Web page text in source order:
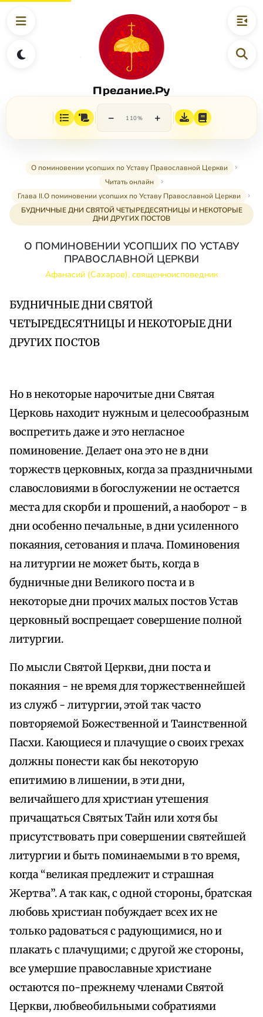
Предание.Ру
− 110% +
О поминовении усопших по Уставу Православной Церкви
Читать онлайн
Глава II.О поминовении усопших по Уставу Православной Церкви
БУДНИЧНЫЕ ДНИ СВЯТОЙ ЧЕТЫРЕДЕСЯТНИЦЫ И НЕКОТОРЫЕ
ДНИ ДРУГИХ ПОСТОВ
О ПОМИНОВЕНИИ УСОПШИХ ПО УСТАВУ
ПРАВОСЛАВНОЙ ЦЕРКВИ
Афанасий (Сахаров), священноисповедник
БУДНИЧНЫЕ ДНИ СВЯТОЙ
ЧЕТЫРЕДЕСЯТНИЦЫ И НЕКОТОРЫЕ ДНИ
ДРУГИХ ПОСТОВ
Но в некоторые нарочитые дни Святая
Церковь находит нужным и целесообразным
воспретить даже и это негласное
поминовение. Делает она это не в дни
торжеств церковных, когда за праздничными
славословиями в богослужении не остается
места для скорби и прошений, а наоборот - в
дни особенно печальные, в дни усиленного
покаяния, сетования и плача. Поминовения
на литургии не может быть, когда в
будничные дни Великого поста и в
некоторые дни прочих малых постов Устав
церковный воспрещает совершение полной
литургии.
По мысли Святой Церкви, дни поста и
покаяния - не время для торжественнейшей
из служб - литургии, этой так часто
повторяемой Божественной и Таинственной
Пасхи. Кающиеся и плачущие о своих грехах
должны понести как бы некоторую
епитимию в лишении, в эти дни,
величайшего для христиан утешения
причащаться Святых Тайн или хотя бы
присутствовать при совершении святейшей
литургии и быть поминаемыми в то время,
когда “великая предлежит и страшная
Жертва”. А так как, с одной стороны, братская
любовь христиан побуждает всех их не
только радоваться с радующимися, но и
плакать с плачущими; с другой же стороны,
все умершие православные христиане
остаются по-прежнему членами Святой
Церкви, любвеобильными собратиями